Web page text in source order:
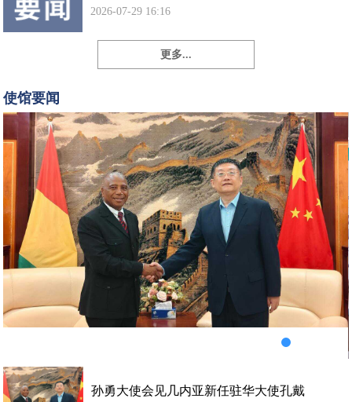
2026-07-29 16:16
更多...
使馆要闻
勇
大
几
亚
新
任
驻
华
大
戴
孙勇大使会见几内亚新任驻华大使孔戴